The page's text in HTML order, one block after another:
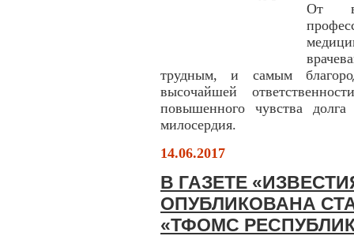
От
трудным, и самым
высочайшей
повышенного чувства
милосердия.
14.06.2017
В ГАЗЕТЕ
ОПУБЛИКОВАНА
«ТФОМС